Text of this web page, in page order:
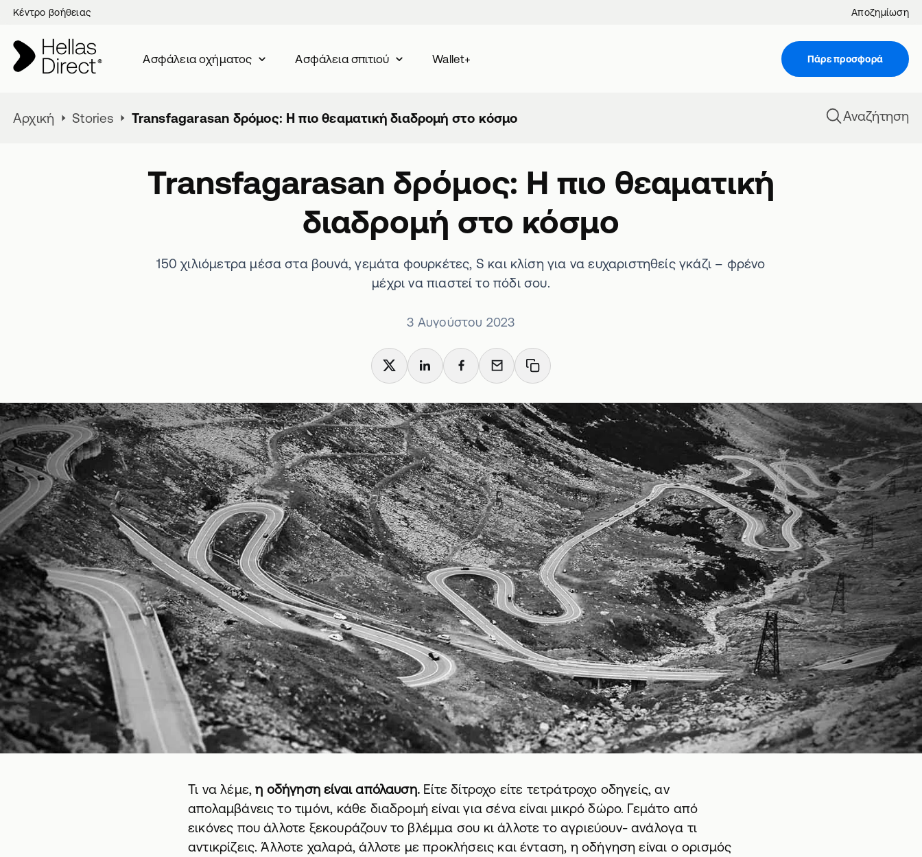
Κέντρο βοήθειας Αποζημίωση
Πάρε προσφορά
Ασφάλεια oχήματος Ασφάλεια σπιτιού Wallet+
Αρχική Stories Transfagarasan δρόμος: Η πιο θεαματική διαδρομή στο κόσμο Αναζήτηση
Transfagarasan δρόμος: Η πιο θεαματική
διαδρομή στο κόσμο
150 χιλιόμετρα μέσα στα βουνά, γεμάτα φουρκέτες, S και κλίση για να ευχαριστηθείς γκάζι – φρένο
μέχρι να πιαστεί το πόδι σου.
3 Αυγούστου 2023
X LinkedInFacebook
Email Copy link
Τι να λέμε,η οδήγηση είναι απόλαυση. Είτε δίτροχο είτε τετράτροχο οδηγείς, αν
απολαμβάνεις το τιμόνι, κάθε διαδρομή είναι για σένα είναι μικρό δώρο. Γεμάτο από
εικόνες που άλλοτε ξεκουράζουν το βλέμμα σου κι άλλοτε το αγριεύουν- ανάλογα τι
αντικρίζεις. Άλλοτε χαλαρά, άλλοτε με προκλήσεις και ένταση, η οδήγηση είναι ο ορισμός